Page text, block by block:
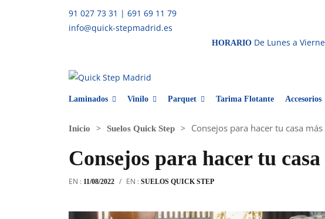
91 027 73 31 | 691 69 11 79
info@quick-stepmadrid.es
HORARIO De Lunes a
Laminados Vinilo Parquet Tarima Flotante Accesorios
Inicio Suelos Quick Step Consejos para hacer tu casa
Consejos para hacer tu
EN : 11/08/2022 / EN : SUELOS QUICK STEP